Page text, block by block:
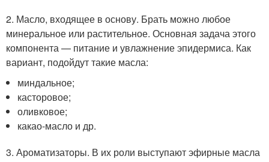
2. Масло, входящее в основу. Брать можно любое
минеральное или растительное. Основная задача этого
компонента — питание и увлажнение эпидермиса. Как
вариант, подойдут такие масла:
миндальное;
касторовое;
оливковое;
какао-масло и др.
3. Ароматизаторы. В их роли выступают эфирные масла